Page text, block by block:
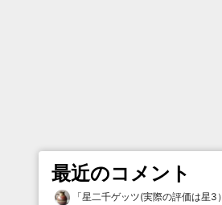
最近のコメント
「星二千ゲッツ(実際の評価は星3）